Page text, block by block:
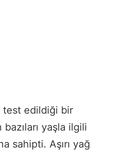
test edildiği bir
yaşla ilgili
sahipti. Aşırı yağ